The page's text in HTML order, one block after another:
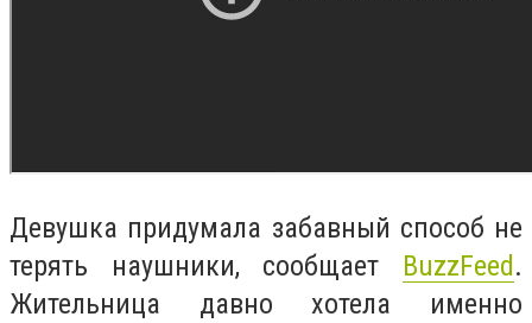
Девушка придумала забавный способ не
терять наушники, сообщает BuzzFeed.
Жительница давно хотела именно